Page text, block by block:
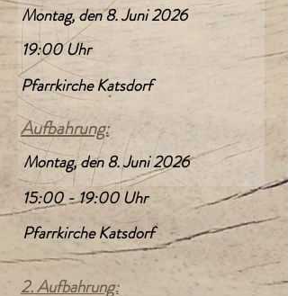
Montag, den 8. Juni 2026
19:00 Uhr
Pfarrkirche Katsdorf
Aufbahrung:
Montag, den 8. Juni 2026
15:00 - 19:00 Uhr
Pfarrkirche Katsdorf
2. Aufbahrung: